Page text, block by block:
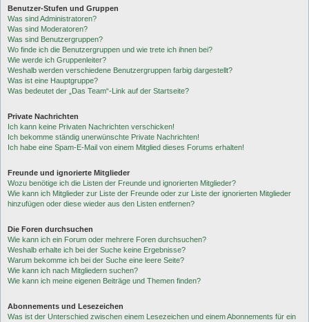
Benutzer-Stufen und Gruppen
Was sind Administratoren?
Was sind Moderatoren?
Was sind Benutzergruppen?
Wo finde ich die Benutzergruppen und wie trete ich ihnen bei?
Wie werde ich Gruppenleiter?
Weshalb werden verschiedene Benutzergruppen farbig dargestellt?
Was ist eine Hauptgruppe?
Was bedeutet der „Das Team“-Link auf der Startseite?
Private Nachrichten
Ich kann keine Privaten Nachrichten verschicken!
Ich bekomme ständig unerwünschte Private Nachrichten!
Ich habe eine Spam-E-Mail von einem Mitglied dieses Forums erhalten!
Freunde und ignorierte Mitglieder
Wozu benötige ich die Listen der Freunde und ignorierten Mitglieder?
Wie kann ich Mitglieder zur Liste der Freunde oder zur Liste der ignorierten Mitglieder
hinzufügen oder diese wieder aus den Listen entfernen?
Die Foren durchsuchen
Wie kann ich ein Forum oder mehrere Foren durchsuchen?
Weshalb erhalte ich bei der Suche keine Ergebnisse?
Warum bekomme ich bei der Suche eine leere Seite?
Wie kann ich nach Mitgliedern suchen?
Wie kann ich meine eigenen Beiträge und Themen finden?
Abonnements und Lesezeichen
Was ist der Unterschied zwischen einem Lesezeichen und einem Abonnements für ein